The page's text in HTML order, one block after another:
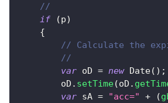
//
if
(p)
{
// Calculate the
//
var oD = new Date( ) ;
        oD
. setTime(oD .
var sA = "acc=" + (